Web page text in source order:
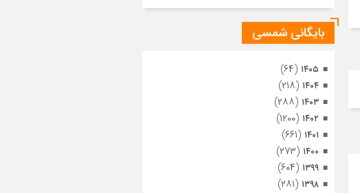
بایگانی شمسی
۱۴۰۵ (۶۴)
۱۴۰۴ (۲۱۸)
۱۴۰۳ (۲۸۸)
۱۴۰۲ (۱۲۰۰)
۱۴۰۱ (۶۶۱)
۱۴۰۰ (۲۷۳)
۱۳۹۹ (۶۰۴)
۱۳۹۸ (۲۸۱)